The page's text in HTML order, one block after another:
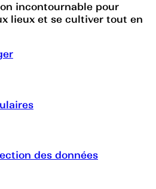
incontournable pour
lieux et se cultiver tout en
des données